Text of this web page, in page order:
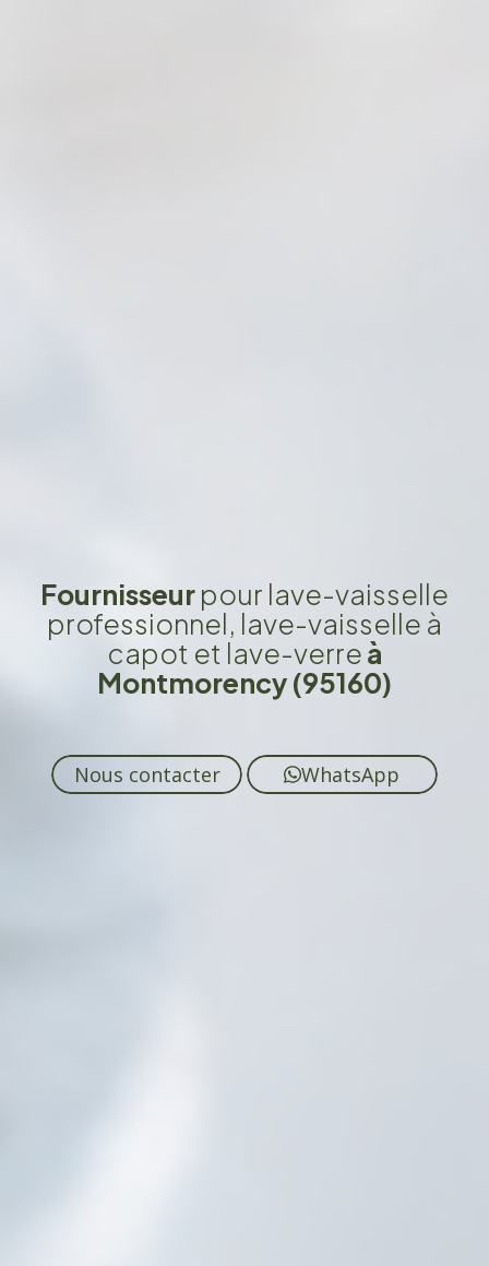
Fournisseurpour lave-vaisselle
professionnel, lave-vaisselle à
capot et lave-verreà
Montmorency (95160)
Nous contacter WhatsApp